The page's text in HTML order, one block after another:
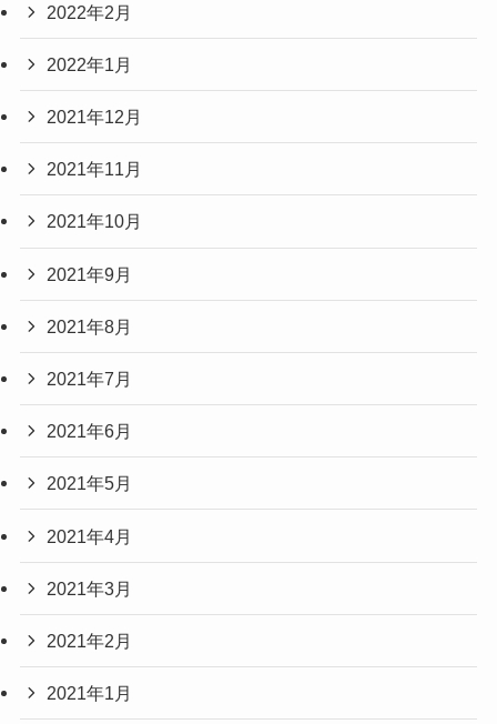
2022年2月
2022年1月
2021年12月
2021年11月
2021年10月
2021年9月
2021年8月
2021年7月
2021年6月
2021年5月
2021年4月
2021年3月
2021年2月
2021年1月